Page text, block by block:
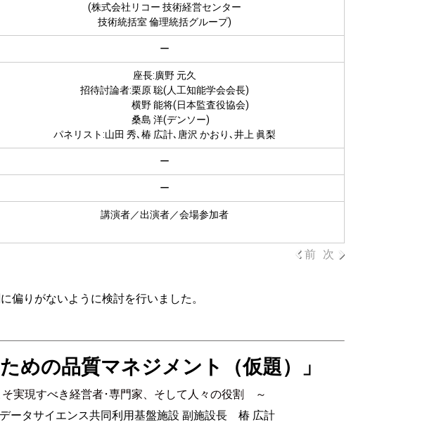
(株式会社リコー 技術経営センター
技術統括室 倫理統括グループ)
ー
座長:廣野 元久
招待討論者:栗原 聡(人工知能学会会長)
横野 能将(日本監査役協会)
桑島 洋(デンソー)
パネリスト:山田 秀､椿 広計､唐沢 かおり､井上 眞梨
ー
ー
講演者／出演者／会場参加者
前 次
偏りがないように検討を行いました。
めの品質マネジメント（仮題）」
経営者･専門家、そして人々の役割 ～
ータサイエンス共同利用基盤施設 副施設⾧ 椿 広計